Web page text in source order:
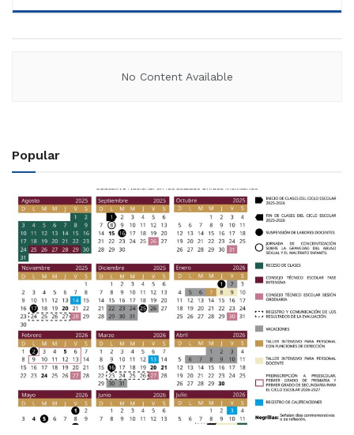
No Content Available
Popular